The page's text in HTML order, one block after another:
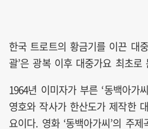
한국 트로트의 황금기를 이끈 대
괄’은 광복 이후 대중가요 최초로
1964년 이미자가 부른 ‘동백아가
영호와 작사가 한산도가 제작한
요이다. 영화 ‘동백아가씨’의 주